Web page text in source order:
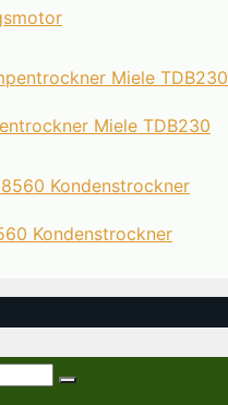
Miele TDB230
Kondenstrockner